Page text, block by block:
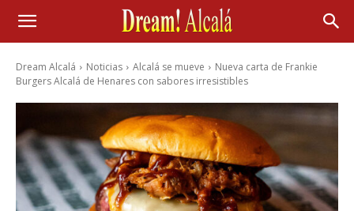
Dream Alcalá Noticias Alcalá se mueve
Nueva carta de Frankie
Burgers Alcalá de Henares con sabores irresistibles